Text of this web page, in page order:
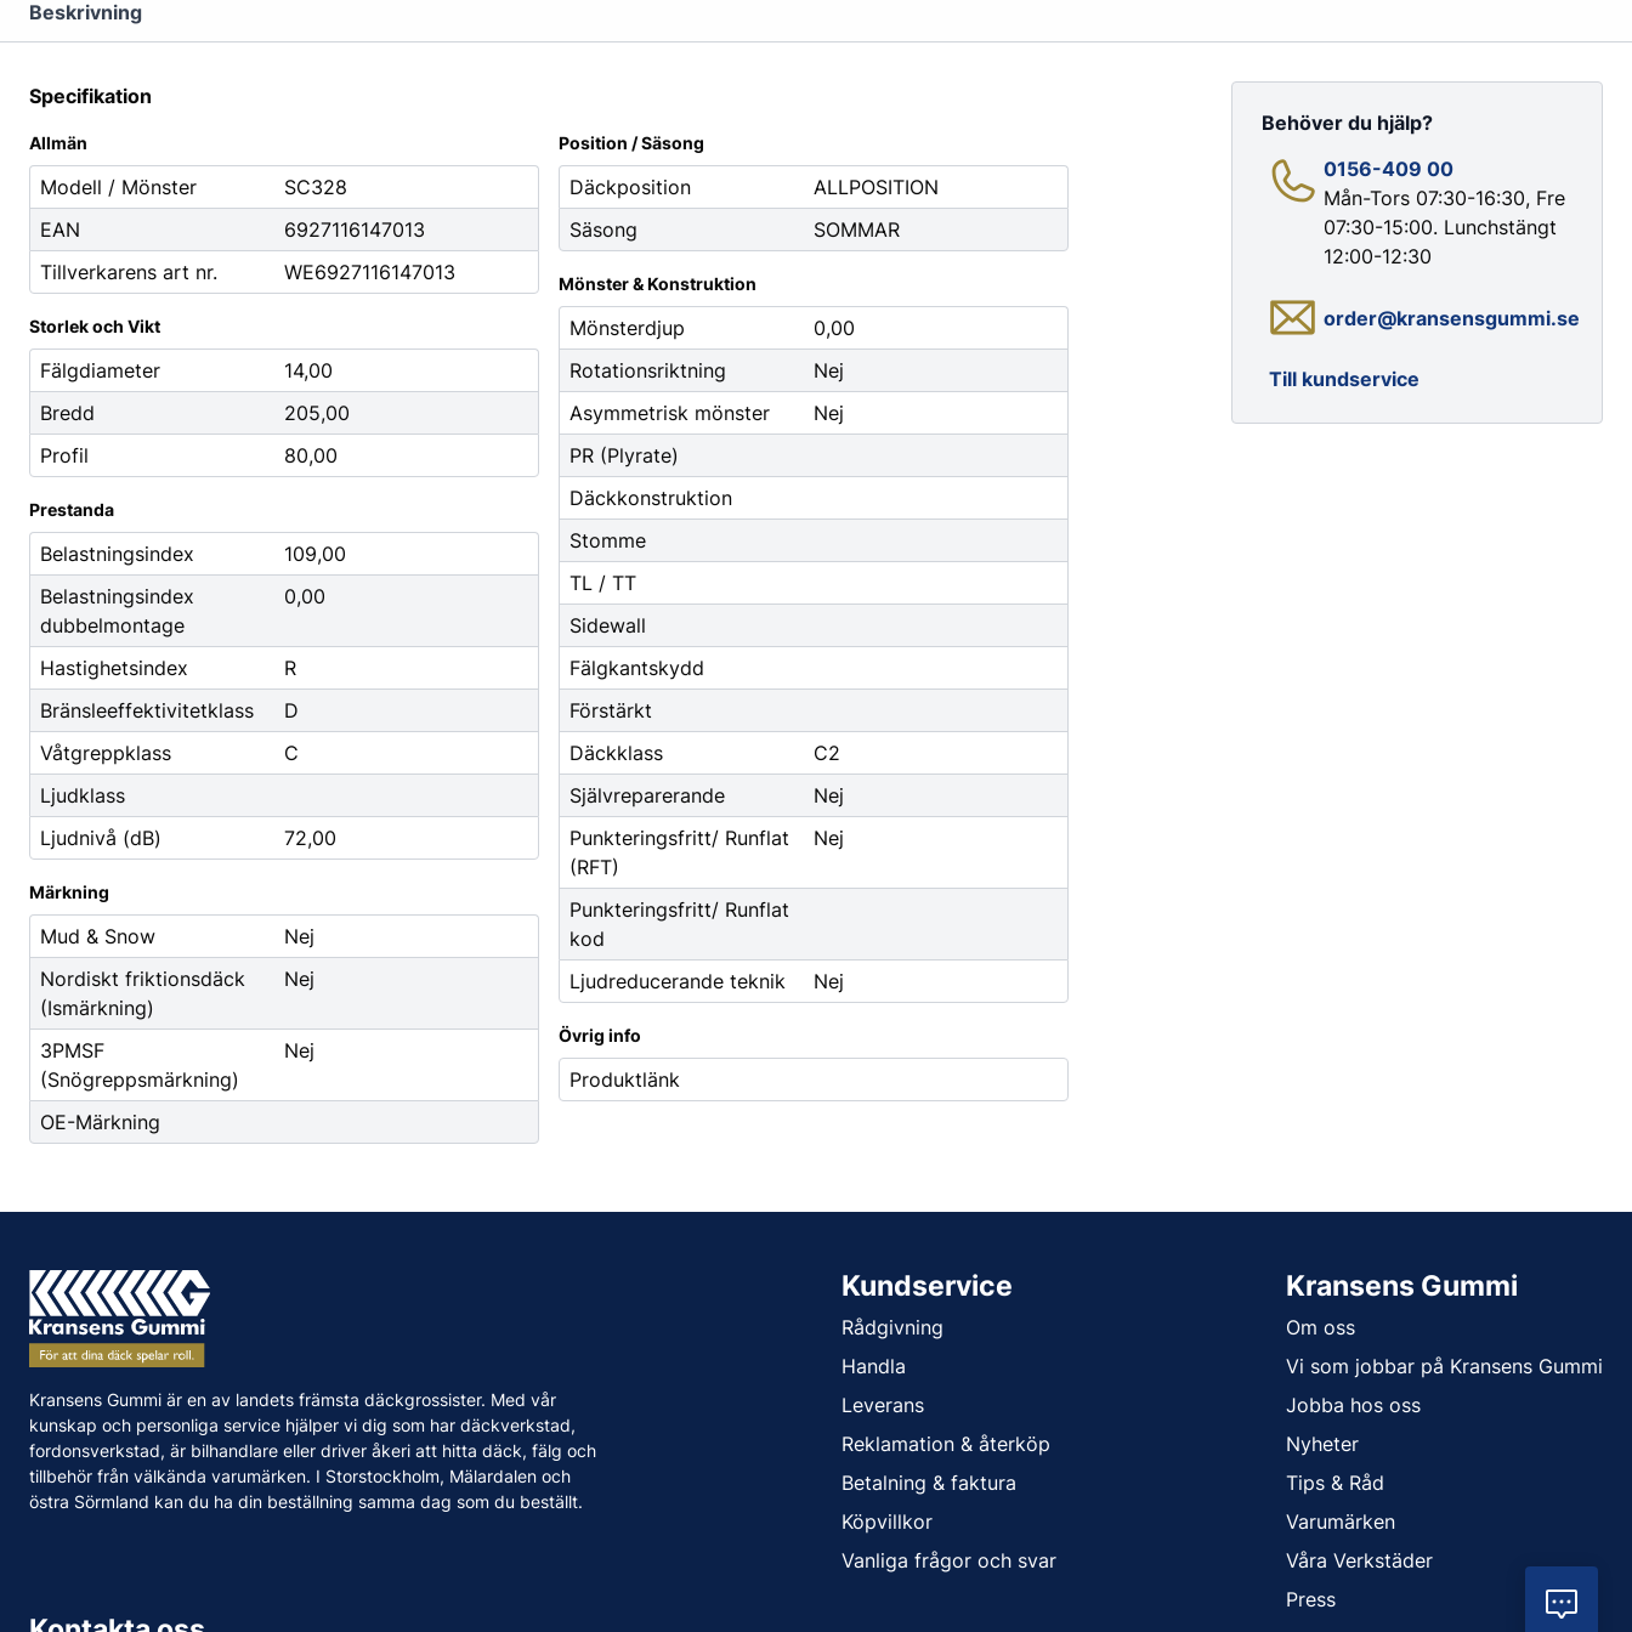
Nipplar
Stålborstar
Smörjfett
Städ, Hygien & Kontor
Avfallshantering
Papper
Pennor
Däcketiketter
Tejp
Batterier
Batteriladdning
Fordonsbatterier
Småbatterier
Startbooster
Fordonstillbehör
Vinter
Fritid
Fordonsbelysning
Torkarblad
Färg & Rostskydd
Godis & Dryck
Beskrivning
Specifikation
Allmän
Modell / Mönster
SC328
EAN
6927116147013
Tillverkarens art nr.
WE6927116147013
Storlek och Vikt
Fälgdiameter
14,00
Bredd
205,00
Profil
80,00
Prestanda
Belastningsindex
109,00
Belastningsindex
dubbelmontage
0,00
Hastighetsindex
R
Bränsleeffektivitetklass
D
Våtgreppklass
C
Ljudklass
Ljudnivå (dB)
72,00
Märkning
Mud & Snow
Nej
Nordiskt friktionsdäck
(Ismärkning)
Nej
3PMSF
(Snögreppsmärkning)
Nej
OE-Märkning
Position / Säsong
Däckposition
ALLPOSITION
Säsong
SOMMAR
Mönster & Konstruktion
Mönsterdjup
0,00
Rotationsriktning
Nej
Asymmetrisk mönster
Nej
PR (Plyrate)
Däckkonstruktion
Stomme
TL / TT
Sidewall
Fälgkantskydd
Förstärkt
Däckklass
C2
Självreparerande
Nej
Punkteringsfritt/ Runflat
(RFT)
Nej
Punkteringsfritt/ Runflat
kod
Ljudreducerande teknik
Nej
Övrig info
Produktlänk
Behöver du hjälp?
0156-409 00
Mån-Tors 07:30-16:30, Fre
07:30-15:00. Lunchstängt
12:00-12:30
order@kransensgummi.se
Till kundservice
Kransens Gummi är en av landets främsta däckgrossister. Med vår
kunskap och personliga service hjälper vi dig som har däckverkstad,
fordonsverkstad, är bilhandlare eller driver åkeri att hitta däck, fälg och
tillbehör från välkända varumärken. I Storstockholm, Mälardalen och
östra Sörmland kan du ha din beställning samma dag som du beställt.
Kundservice
Rådgivning
Handla
Leverans
Reklamation & återköp
Betalning & faktura
Köpvillkor
Vanliga frågor och svar
Kransens Gummi
Om oss
Vi som jobbar på Kransens Gummi
Jobba hos oss
Nyheter
Tips & Råd
Varumärken
Våra Verkstäder
Press